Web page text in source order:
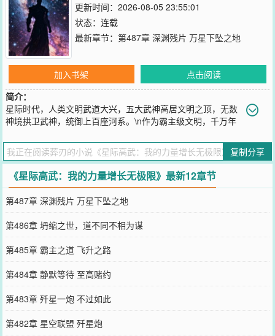
更新时间：2026-08-05 23:55:01
状态：连载
最新章节： 第487章 深渊残片 万星下坠之地
加入书架
点击阅读
简介：
星际时代，人类文明武道大兴，五大武神高居文明之顶，无数
神境拱卫武神，统御上百座河系。\n作为霸主级文明，千万年
上繁星\n人族之外，宇宙灾祸的威胁近在咫尺，无数星际文明更是虎
视眈眈，多方的战争更是持续了百万年、千万年之久......\n作为穿越者
的谛仓，只是武道人族内芸芸众生的一员，咋一看没有任何特殊之
处。\n当然，作为主角，他有挂。\n【杀死一名知性生命，力量
+1】\n简单粗暴，通俗易懂。\n力量再次增强，谛仓看着这仿佛没有
上限的金手指，嘴角含笑：“开了，就是爽。”\n————————\n毕
业之后，自称废物的谛仓，和全班同学一起被流放到了外城......法外
之地。\n他本打算依靠外挂，闯出一片天，作为自己未来登顶武神的
第一步。\n却发现自己的同学貌似一个个都开了——\n同学A：唯心武
道，资质逆天\n同学B：百世书，越死越强\n同学C：修士转世，底蕴
雄厚\n同学D：奇观系统，酷爱招募下属，大兴土木\n同学E：修炼一
天，顶别人修炼一年\n同学F：深蓝加点，我的实力全靠自己的努力！
\n同学......\n看着这群没关的孽畜，谛仓释怀地笑了：\n“谁他妈才是主
角啊？”
您要是觉得《
星际高武：我的力量增长无极限
记向您QQ群和微博微信里的朋友推荐哦！
复制分享
《星际高武：我的力量增长无极限》最新12章节
第487章 深渊残片 万星下坠之地
第486章 坍缩之世，道不同不相为谋
第485章 霸主之道 飞升之路
第484章 静默等待 至高赌约
第483章 歼星一炮 不过如此
第482章 星空联盟 歼星炮